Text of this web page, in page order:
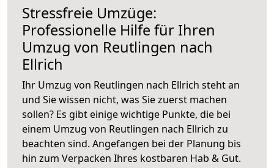
Stressfreie Umzüge:
Professionelle Hilfe für Ihren
Umzug von Reutlingen nach
Ellrich
Ihr Umzug von Reutlingen nach Ellrich steht an
und Sie wissen nicht, was Sie zuerst machen
sollen? Es gibt einige wichtige Punkte, die bei
einem Umzug von Reutlingen nach Ellrich zu
beachten sind. Angefangen bei der Planung bis
hin zum Verpacken Ihres kostbaren Hab & Gut.